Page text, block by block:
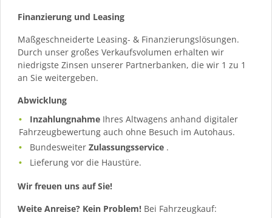
Finanzierung und Leasing
Maßgeschneiderte Leasing- & Finanzierungslösungen.
Durch unser großes Verkaufsvolumen erhalten wir
niedrigste Zinsen unserer Partnerbanken, die wir 1 zu 1
an Sie weitergeben.
Abwicklung
Inzahlungnahme Ihres Altwagens anhand digitaler
Fahrzeugbewertung auch ohne Besuch im Autohaus.
BundesweiterZulassungsservice .
Lieferung vor die Haustüre.
Wir freuen uns auf Sie!
Weite Anreise? Kein Problem! Bei Fahrzeugkauf: